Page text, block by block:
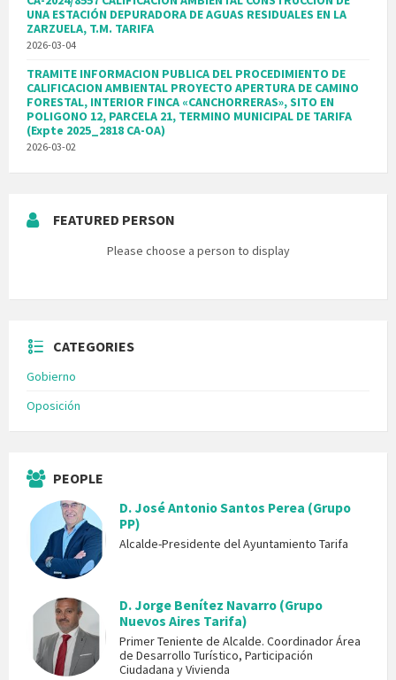
UNA ESTACIÓN DEPURADORA DE AGUAS RESIDUALES EN LA
ZARZUELA, T.M. TARIFA
2026-03-04
TRAMITE INFORMACION PUBLICA DEL PROCEDIMIENTO DE
CALIFICACION AMBIENTAL PROYECTO APERTURA DE CAMINO
FORESTAL, INTERIOR FINCA «CANCHORRERAS», SITO EN
POLIGONO 12, PARCELA 21, TERMINO MUNICIPAL DE TARIFA
(Expte 2025_2818 CA-OA)
2026-03-02
FEATURED PERSON
Please choose a person to display
CATEGORIES
Gobierno
Oposición
PEOPLE
D. José Antonio Santos Perea (Grupo
PP)
Alcalde-Presidente del Ayuntamiento Tarifa
D. Jorge Benítez Navarro (Grupo
Nuevos Aires Tarifa)
Primer Teniente de Alcalde. Coordinador Área
de Desarrollo Turístico, Participación
Ciudadana y Vivienda